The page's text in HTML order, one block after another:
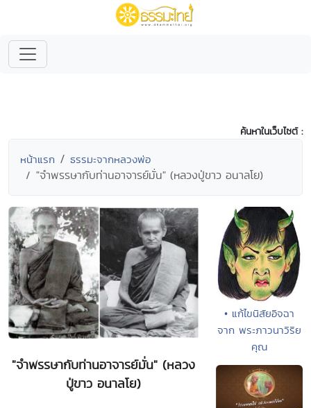
ค้นหาในเว็บไซต์ :
หน้าแรก ธรรมะจากหลวงพ่อ
"จำพรรษากับท่านอาจารย์มั่น" (หลวงปู่ขาว อนาลโย)
"จำพรรษากับท่านอาจารย์มั่น" (หลวง
ปู่ขาว อนาลโย)
• แก้ไขนิสัยอิจฉา
จาก พระภาวนาวิริย
คุณ